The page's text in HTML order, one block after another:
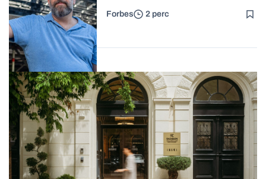
Forbes-sztori
Társadalom
Forbes 2 perc